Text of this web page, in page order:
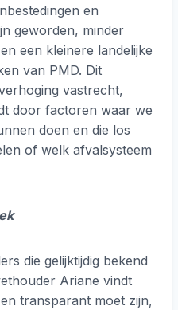
en
geworden, minder
een kleinere landelijke
van PMD. Dit
vastrecht,
door factoren waar we
doen en die los
of welk afvalsysteem
die gelijktijdig bekend
Ariane vindt
transparant moet zijn,